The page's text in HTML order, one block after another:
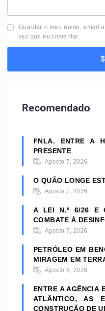
Guardar o meu nome, email
vez que eu comentar.
Recomendado
FNLA. ENTRE A
PRESENTE
Agosto 7, 2026
O QUÃO LONGE
Agosto 7, 2026
A LEI N.º 6/26 E
COMBATE À
Agosto 7, 2026
PETRÓLEO EM
MIRAGEM EM
Agosto 6, 2026
ENTRE A AGÊNCIA
ATLÂNTICO, AS
CONSTRUÇÃO DE